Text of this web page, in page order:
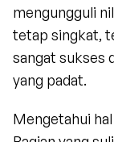
mengungguli
tetap singkat,
sangat sukses
yang padat.
Mengetahui